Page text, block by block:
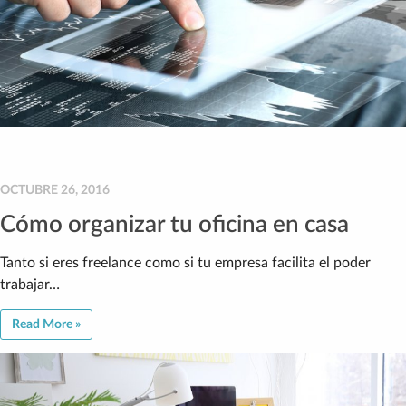
OCTUBRE 26, 2016
Cómo organizar tu oficina en casa
Tanto si eres freelance como si tu empresa facilita el poder
trabajar…
Read More »